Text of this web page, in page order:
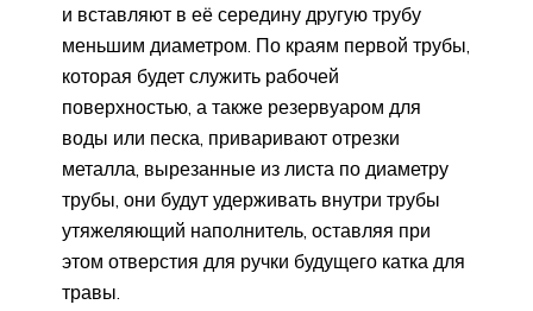
и вставляют в её середину другую трубу
меньшим диаметром. По краям первой трубы,
которая будет служить рабочей
поверхностью, а также резервуаром для
воды или песка, приваривают отрезки
металла, вырезанные из листа по диаметру
трубы, они будут удерживать внутри трубы
утяжеляющий наполнитель, оставляя при
этом отверстия для ручки будущего катка для
травы.